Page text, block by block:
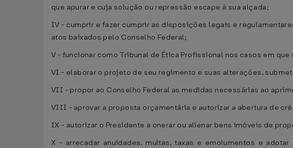
que apurar e cuja solução ou repressão escape à sua alçada;
IV - cumprir e fazer cumprir as disposições legais e
atos baixados pelo Conselho Federal;
V - funcionar como Tribunal de Ética Profissional nos casos em
VI - elaborar o projeto de seu regimento e suas alterações,
VII - propor ao Conselho Federal as medidas necessárias ao
VIII - aprovar a proposta orçamentária e autorizar a abertura de
IX - autorizar o Presidente a onerar ou alienar bens imóveis de
X - arrecadar anuidades, multas, taxas e emolumentos e